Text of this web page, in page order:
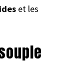
et les